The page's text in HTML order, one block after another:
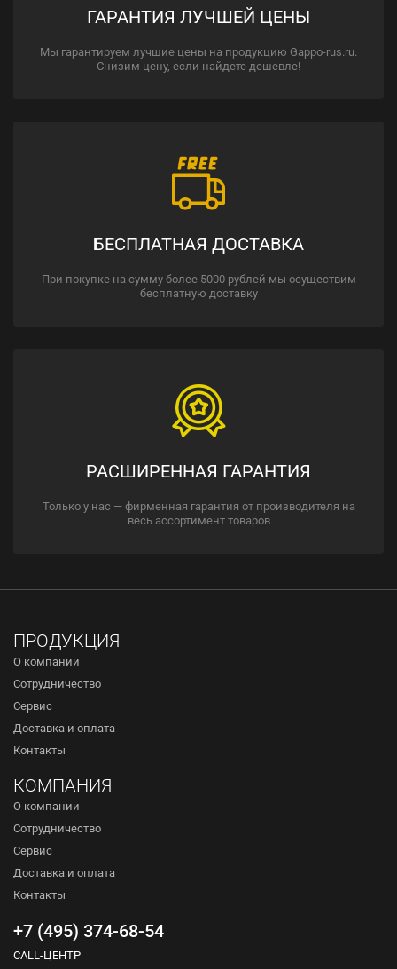
ГАРАНТИЯ ЛУЧШЕЙ ЦЕНЫ
Мы гарантируем лучшие цены на продукцию Gappo-rus.ru.
Снизим цену, если найдете дешевле!
БЕСПЛАТНАЯ ДОСТАВКА
При покупке на сумму более 5000 рублей мы осуществим
бесплатную доставку
РАСШИРЕННАЯ ГАРАНТИЯ
Только у нас — фирменная гарантия от производителя на
весь ассортимент товаров
ПРОДУКЦИЯ
О компании
Сотрудничество
Сервис
Доставка и оплата
Контакты
КОМПАНИЯ
О компании
Сотрудничество
Сервис
Доставка и оплата
Контакты
+7 (495) 374-68-54
CALL-ЦЕНТР